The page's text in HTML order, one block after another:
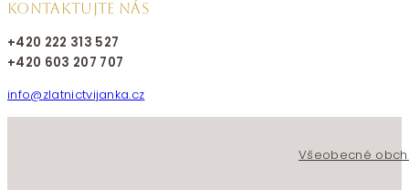
KONTAKTUJTE NÁS
+420 222 313 527
+420 603 207 707
info@zlatnictvijanka.cz
Všeobecné